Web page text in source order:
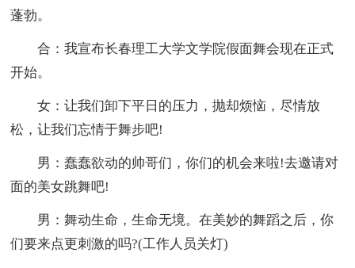
蓬勃。
合：我宣布长春理工大学文学院假面舞会现在正式
开始。
女：让我们卸下平日的压力，抛却烦恼，尽情放
松，让我们忘情于舞步吧!
男：蠢蠢欲动的帅哥们，你们的机会来啦!去邀请对
面的美女跳舞吧!
男：舞动生命，生命无境。在美妙的舞蹈之后，你
们要来点更刺激的吗?(工作人员关灯)